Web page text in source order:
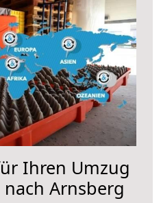
Ihren Umzug
Arnsberg